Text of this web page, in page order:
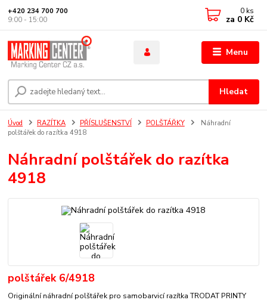
Menu
Hledat
+420 234 700 700
9:00 - 15:00
0 ks
za 0 Kč
Úvod RAZÍTKA PŘÍSLUŠENSTVÍ POLŠTÁŘKY
Náhradní
polštářek do razítka 4918
Náhradní polštářek do razítka
4918
polštářek 6/4918
Originální náhradní polštářek pro samobarvicí razítka TRODAT PRINTY